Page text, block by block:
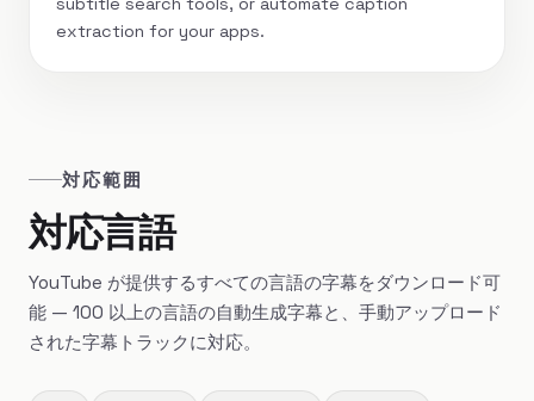
extraction for your apps.
対応範囲
対応言語
YouTube が提供するすべての言語の字幕をダウンロード可
能 — 100 以上の言語の自動生成字幕と、手動アップロード
された字幕トラックに対応。